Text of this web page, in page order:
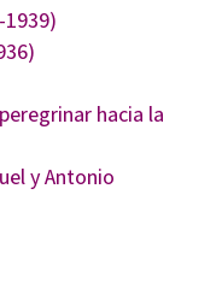
hacia la
y Antonio